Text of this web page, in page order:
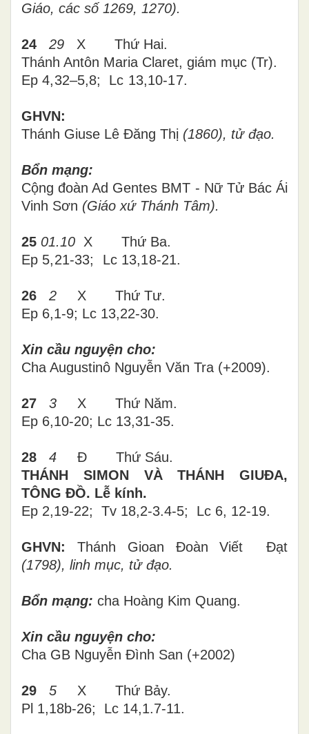
Giáo, các số 1269, 1270).
24 29 X Thứ Hai.
Thánh Antôn Maria Claret, giám mục (Tr).
Ep 4,32–5,8; Lc 13,10-17.
GHVN:
Thánh Giuse Lê Đăng Thị (1860), tử đạo.
Bổn mạng:
Cộng đoàn Ad Gentes BMT - Nữ Tử Bác Ái
Vinh Sơn (Giáo xứ Thánh Tâm).
25 01.10 X Thứ Ba.
Ep 5,21-33; Lc 13,18-21.
26 2 X Thứ Tư.
Ep 6,1-9; Lc 13,22-30.
Xin cầu nguyện cho:
Cha Augustinô Nguyễn Văn Tra (+2009).
27 3 X Thứ Năm.
Ep 6,10-20; Lc 13,31-35.
28 4 Đ Thứ Sáu.
THÁNH SIMON VÀ THÁNH GIUĐA,
TÔNG ĐỒ. Lễ kính.
Ep 2,19-22; Tv 18,2-3.4-5; Lc 6, 12-19.
GHVN: Thánh Gioan Đoàn Viết Đạt
(1798), linh mục, tử đạo.
Bổn mạng: cha Hoàng Kim Quang.
Xin cầu nguyện cho:
Cha GB Nguyễn Đình San (+2002)
29 5 X Thứ Bảy.
Pl 1,18b-26; Lc 14,1.7-11.